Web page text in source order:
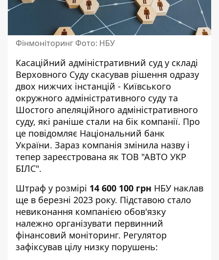
Фінмоніторинг Фото: НБУ
Касаційний адміністративний суд у складі
Верховного Суду скасував рішення одразу
двох нижчих інстанцій - Київського
окружного адміністративного суду та
Шостого апеляційного адміністративного
суду, які раніше стали на бік компанії. Про
це повідомляє Національний банк
України. Зараз компанія змінила назву і
тепер зареєстрована як ТОВ "АВТО УКР
БІЛС".
Штраф у розмірі 14 600 100 грн НБУ наклав
ще в березні 2023 року. Підставою стало
невиконання компанією обов'язку
належно організувати первинний
фінансовий моніторинг. Регулятор
зафіксував цілу низку порушень: